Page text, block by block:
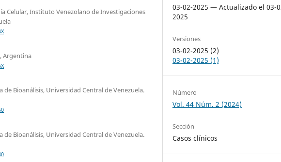
Celular, Instituto Venezolano de Investigaciones
Argentina
de Bioanálisis, Universidad Central de Venezuela.
de Bioanálisis, Universidad Central de Venezuela.
03-02-2025 — Actualizado el 03-
2025
Versiones
03-02-2025 (2)
03-02-2025 (1)
Número
Vol. 44 Núm. 2 (2024)
Sección
Casos clínicos